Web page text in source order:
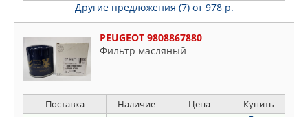
Другие предложения (7) от 978 р.
PEUGEOT 9808867880
Фильтр масляный
Поставка Наличие Цена Купить